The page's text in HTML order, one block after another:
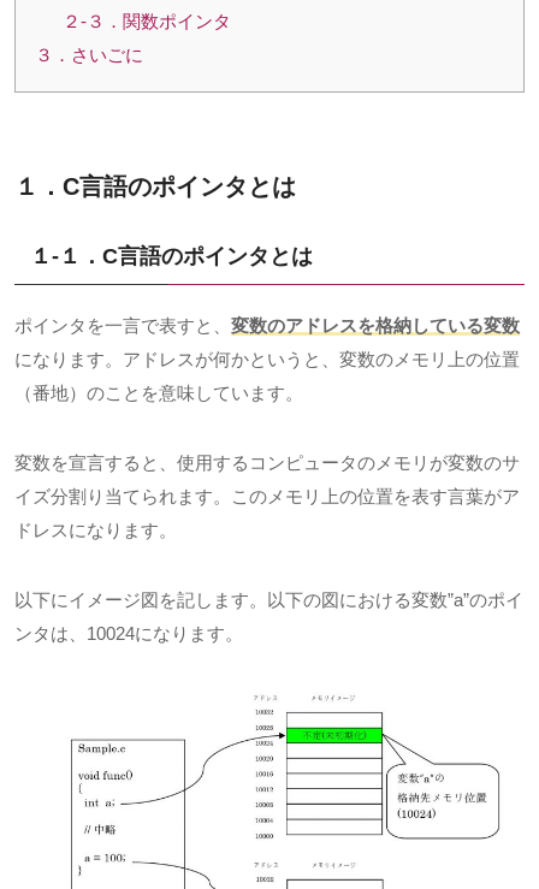
２-３．関数ポインタ
３．さいごに
１．C言語のポインタとは
１-１．C言語のポインタとは
ポインタを一言で表すと、 変数のアドレスを格納している変数
になります。アドレスが何かというと、変数のメモリ上の位置
（番地）のことを意味しています。
変数を宣言すると、使用するコンピュータのメモリが変数のサ
イズ分割り当てられます。このメモリ上の位置を表す言葉がア
ドレスになります。
以下にイメージ図を記します。以下の図における変数”a”のポイ
ンタは、10024になります。